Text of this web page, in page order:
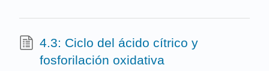
4.3: Ciclo del ácido cítrico y
fosforilación oxidativa